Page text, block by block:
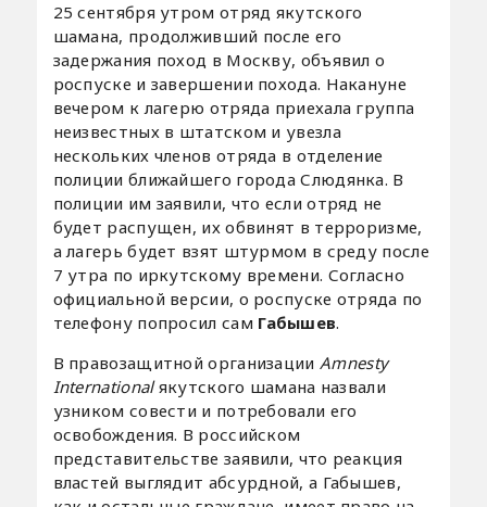
25 сентября утром отряд якутского
шамана, продолживший после его
задержания поход в Москву, объявил о
роспуске и завершении похода. Накануне
вечером к лагерю отряда приехала группа
неизвестных в штатском и увезла
нескольких членов отряда в отделение
полиции ближайшего города Слюдянка. В
полиции им заявили, что если отряд не
будет распущен, их обвинят в терроризме,
а лагерь будет взят штурмом в среду после
7 утра по иркутскому времени. Согласно
официальной версии, о роспуске отряда по
телефону попросил сам Габышев.
В правозащитной организации Amnesty
Internationalякутского шамана назвали
узником совести и потребовали его
освобождения. В российском
представительстве заявили, что реакция
властей выглядит абсурдной, а Габышев,